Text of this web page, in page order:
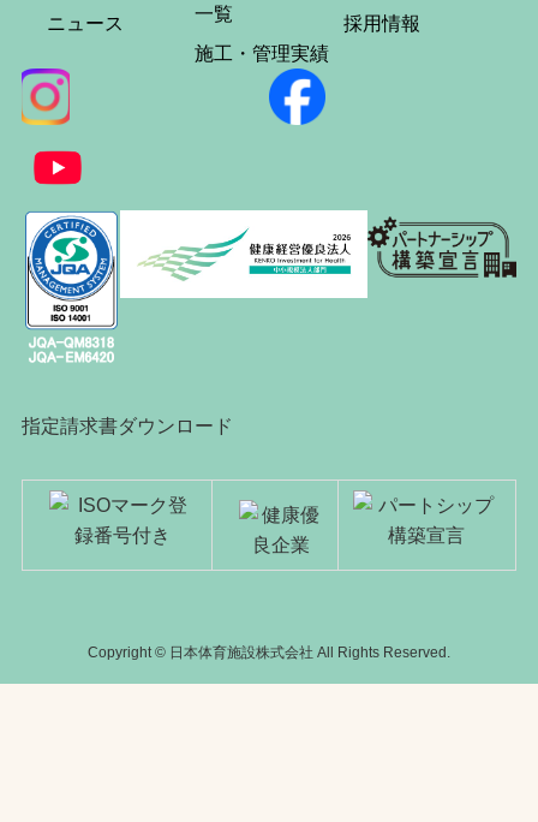
ニュース
一覧
施工・管理実績
採用情報
指定請求書ダウンロード
Copyright © 日本体育施設株式会社 All Rights Reserved.